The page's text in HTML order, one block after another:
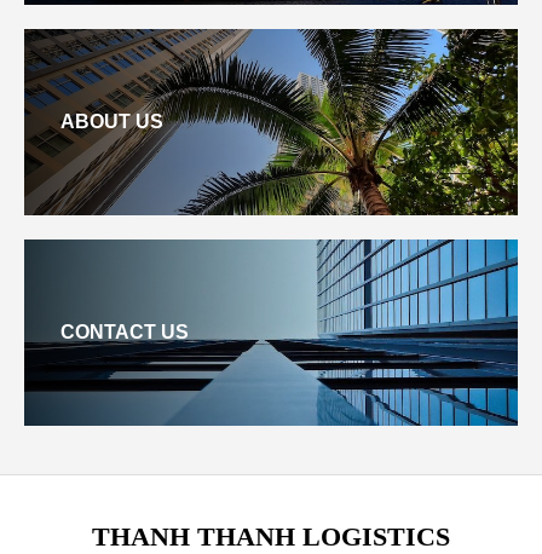
ABOUT US
CONTACT US
THANH THANH LOGISTICS